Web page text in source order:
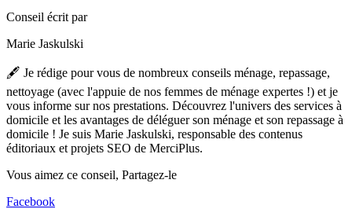
Conseil écrit par
Marie Jaskulski
🖋️ Je rédige pour vous de nombreux conseils ménage, repassage,
nettoyage (avec l'appuie de nos femmes de ménage expertes !) et je
vous informe sur nos prestations. Découvrez l'univers des services à
domicile et les avantages de déléguer son ménage et son repassage à
domicile ! Je suis Marie Jaskulski, responsable des contenus
éditoriaux et projets SEO de MerciPlus.
Vous aimez ce conseil, Partagez-le
Facebook